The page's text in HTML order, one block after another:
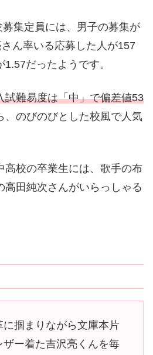
集定員には、男子の募集が
ん率いる応募した人が157
だったようです。
試難易度は「中」で偏差値53
、のびのびとした校風で人気
高校の卒業生には、歌手の布
高田純次さんがいらっしゃる
掴まりながら文庫本片
ー着た吉沢亮くんを毎